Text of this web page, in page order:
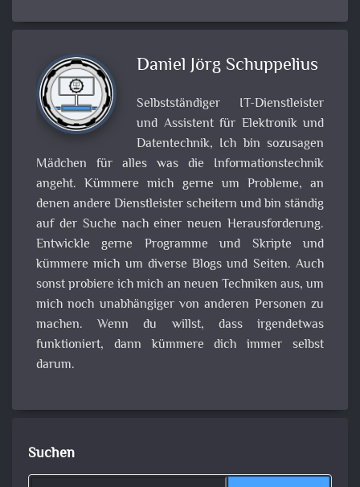
Daniel Jörg Schuppelius
Selbstständiger IT-Dienstleister
und Assistent für Elektronik und
Datentechnik, Ich bin sozusagen
Mädchen für alles was die Informationstechnik
angeht. Kümmere mich gerne um Probleme, an
denen andere Dienstleister scheitern und bin ständig
auf der Suche nach einer neuen Herausforderung.
Entwickle gerne Programme und Skripte und
kümmere mich um diverse Blogs und Seiten. Auch
sonst probiere ich mich an neuen Techniken aus, um
mich noch unabhängiger von anderen Personen zu
machen. Wenn du willst, dass irgendetwas
funktioniert, dann kümmere dich immer selbst
darum.
Suchen